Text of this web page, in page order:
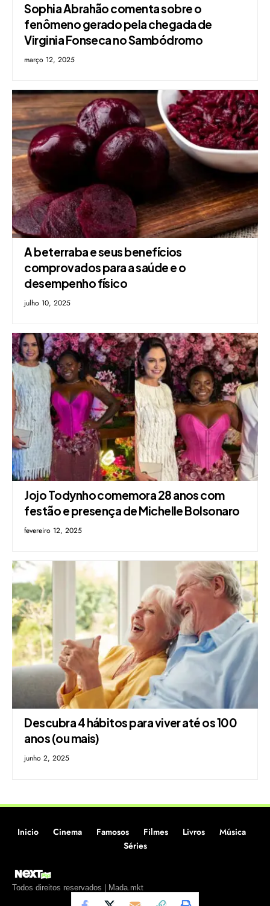
Sophia Abrahão comenta sobre o
fenômeno gerado pela chegada de
Virginia Fonseca no Sambódromo
março 12, 2025
A beterraba e seus benefícios
comprovados para a saúde e o
desempenho físico
julho 10, 2025
Jojo Todynho comemora 28 anos com
festão e presença de Michelle Bolsonaro
fevereiro 12, 2025
Descubra 4 hábitos para viver até os 100
anos (ou mais)
junho 2, 2025
Inicio Cinema Famosos Filmes Livros
Música
Séries
Todos direitos reservados | Mada.mkt